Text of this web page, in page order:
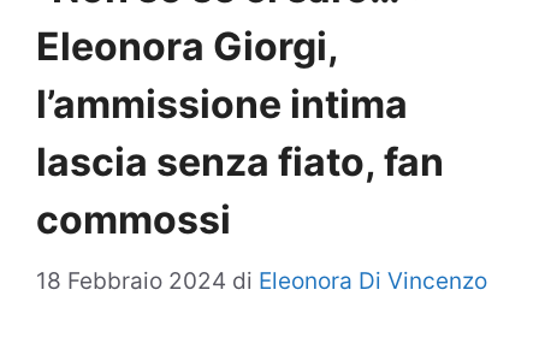
Eleonora Giorgi,
l’ammissione intima
lascia senza fiato, fan
commossi
18 Febbraio 2024 di Eleonora Di Vincenzo